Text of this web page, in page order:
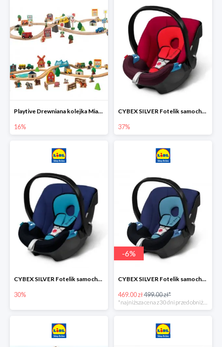
Playtive Drewniana kolejka Miasto lub Farma
16%
CYBEX SILVER Fotelik samochodowy
37%
CYBEX SILVER Fotelik samochodowy -30%
30%
-6%
CYBEX SILVER Fotelik samochodowy + dostawa gratis!
469.00 zł499.00 zł*
*najniższa cena z 30 dni przed obniżką